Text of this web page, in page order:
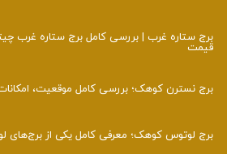
برج ستاره غرب | بررسی کامل برج ستاره غرب
قیمت
برج نسترن کوهک؛ بررسی کامل موقعیت، امکانات
برج لوتوس کوهک؛ معرفی کامل یکی از برج‌های لوکس